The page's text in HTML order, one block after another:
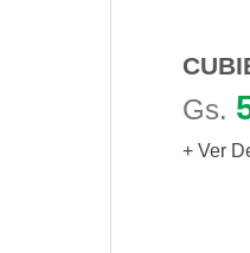
Gs.
+ Ver